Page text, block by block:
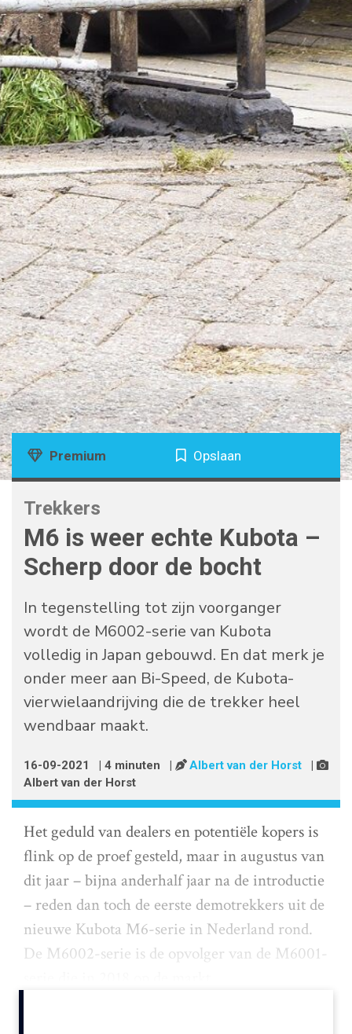
Premium Opslaan
Trekkers
M6 is weer echte Kubota –
Scherp door de bocht
In tegenstelling tot zijn voorganger
wordt de M6002-serie van Kubota
volledig in Japan gebouwd. En dat merk je
onder meer aan Bi-Speed, de Kubota-
vierwielaandrijving die de trekker heel
wendbaar maakt.
16-09-2021 | 4 minuten | Albert van der Horst
|
Albert van der Horst
Het geduld van dealers en potentiële kopers is
flink op de proef gesteld, maar in augustus van
dit jaar – bijna anderhalf jaar na de introductie
– reden dan toch de eerste demotrekkers uit de
nieuwe Kubota M6-serie in Nederland rond.
De M6002-serie is de opvolger van de M6001-